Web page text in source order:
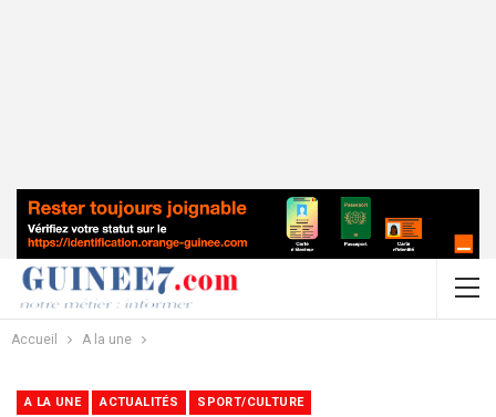
Accueil A la une
A LA UNE ACTUALITÉS SPORT/CULTURE